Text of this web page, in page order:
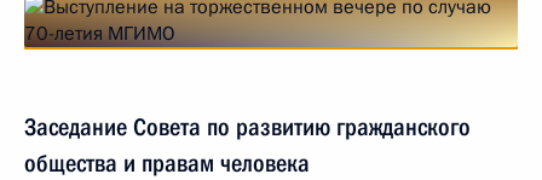
Заседание Совета по развитию гражданского
общества и правам человека